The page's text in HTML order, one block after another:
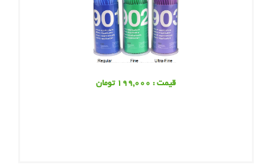
قیمت : 199,000 تومان